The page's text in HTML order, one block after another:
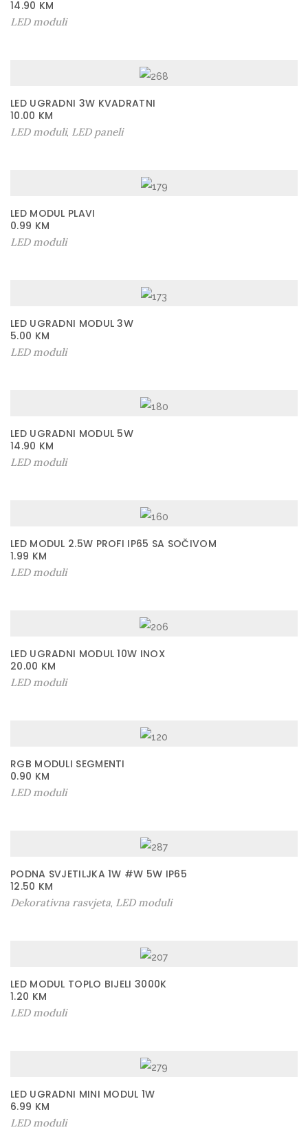
14.90 KM
LED moduli
LED UGRADNI 3W KVADRATNI
10.00 KM
LED moduli, LED paneli
LED MODUL PLAVI
0.99 KM
LED moduli
LED UGRADNI MODUL 3W
5.00 KM
LED moduli
LED UGRADNI MODUL 5W
14.90 KM
LED moduli
LED MODUL 2.5W PROFI IP65 SA SOČIVOM
1.99 KM
LED moduli
LED UGRADNI MODUL 10W INOX
20.00 KM
LED moduli
RGB MODULI SEGMENTI
0.90 KM
LED moduli
PODNA SVJETILJKA 1W #W 5W IP65
12.50 KM
Dekorativna rasvjeta LED moduli
LED MODUL TOPLO BIJELI 3000K
1.20 KM
LED moduli
LED UGRADNI MINI MODUL 1W
6.99 KM
LED moduli